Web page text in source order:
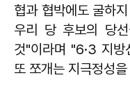
협과 협박에도 굴하
우리 당 후보의 당
것"이라며 "6·3 지
또 쪼개는 지극정성